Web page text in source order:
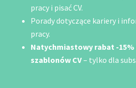
pracy i pisać CV.
Porady dotyczące kariery i
pracy.
Natychmiastowy rabat -15%
szablonów CV– tylko dla